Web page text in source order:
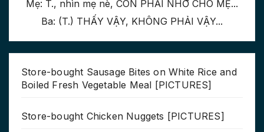
Mẹ: T., nhìn mẹ nè, CON PHẢI NHỚ CHO MẸ...
Ba: (T.) THẤY VẬY, KHÔNG PHẢI VẬY...
Store-bought Sausage Bites on White Rice and
Boiled Fresh Vegetable Meal [PICTURES]
Store-bought Chicken Nuggets [PICTURES]